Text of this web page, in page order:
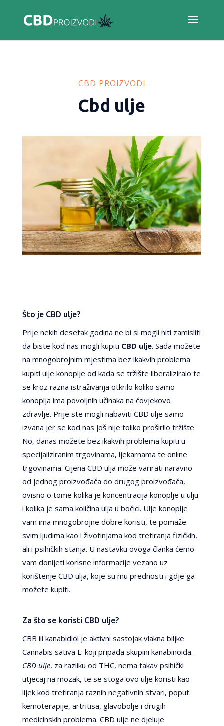
CBD PROIZVODI
Cbd ulje
Što je CBD ulje?
Prije nekih desetak godina ne bi si mogli niti zamisliti
da biste kod nas mogli kupiti CBD ulje. Sada možete
na mnogobrojnim mjestima bez ikakvih problema
kupiti ulje konoplje od kada se tržište liberaliziralo te
se kroz razna istraživanja otkrilo koliko samo
konoplja ima povoljnih učinaka na čovjekovo
zdravlje. Prije ste mogli nabaviti CBD ulje samo
izvana jer se kod nas još nije toliko proširilo tržište.
No, danas možete bez ikakvih problema kupiti u
specijaliziranim trgovinama, ljekarnama te online
trgovinama. Cijena CBD ulja može varirati naravno
od jednog proizvođača do drugog proizvođača,
ovisno o tome kolika je koncentracija konoplje u ulju
i kolika je sama količina ulja u bočici. Ulje konoplje
vam ima mnogobrojne dobre koristi, te pomaže
svim ljudima kao i životinjama kod tretiranja fizičkih,
ali i psihičkih stanja. U nastavku ovoga članka ćemo
vam donijeti korisne informacije vezano uz
korištenje CBD ulja, koje su mu prednosti i gdje ga
možete kupiti.
Za što se koristi CBD ulje?
CBB ili kanabidiol je aktivni sastojak vlakna biljke
Cannabis sativa L: koji pripada skupini kanabinoida.
CBD ulje, za razliku od THC, nema takav psihički
utjecaj na mozak, te se stoga ovo ulje koristi kao
lijek kod tretiranja raznih negativnih stvari, poput
kemoterapije, artritisa, glavobolje i drugih
medicinskih problema. CBD ulje ne djeluje